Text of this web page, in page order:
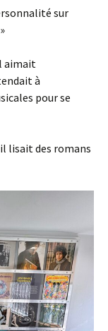
sur
aimait
à
pour se
lisait des romans